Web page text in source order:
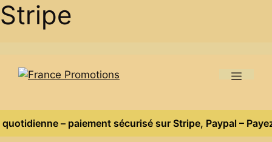
Stripe
content
Menu
– paiement sécurisé sur Stripe, Paypal –